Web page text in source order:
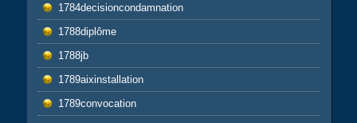
1784decisioncondamnation
1788diplôme
1788jb
1789aixinstallation
1789convocation